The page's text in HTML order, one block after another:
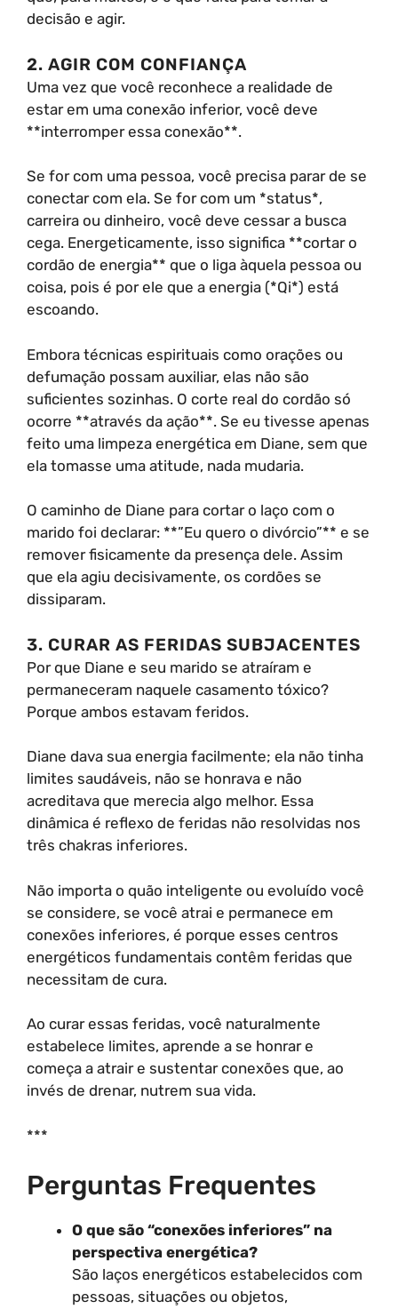
decisão e agir.
2. AGIR COM CONFIANÇA
Uma vez que você reconhece a realidade de
estar em uma conexão inferior, você deve
**interromper essa conexão**.
Se for com uma pessoa, você precisa parar de se
conectar com ela. Se for com um *status*,
carreira ou dinheiro, você deve cessar a busca
cega. Energeticamente, isso significa **cortar o
cordão de energia** que o liga àquela pessoa ou
coisa, pois é por ele que a energia (*Qi*) está
escoando.
Embora técnicas espirituais como orações ou
defumação possam auxiliar, elas não são
suficientes sozinhas. O corte real do cordão só
ocorre **através da ação**. Se eu tivesse apenas
feito uma limpeza energética em Diane, sem que
ela tomasse uma atitude, nada mudaria.
O caminho de Diane para cortar o laço com o
marido foi declarar: **”Eu quero o divórcio”** e se
remover fisicamente da presença dele. Assim
que ela agiu decisivamente, os cordões se
dissiparam.
3. CURAR AS FERIDAS SUBJACENTES
Por que Diane e seu marido se atraíram e
permaneceram naquele casamento tóxico?
Porque ambos estavam feridos.
Diane dava sua energia facilmente; ela não tinha
limites saudáveis, não se honrava e não
acreditava que merecia algo melhor. Essa
dinâmica é reflexo de feridas não resolvidas nos
três chakras inferiores.
Não importa o quão inteligente ou evoluído você
se considere, se você atrai e permanece em
conexões inferiores, é porque esses centros
energéticos fundamentais contêm feridas que
necessitam de cura.
Ao curar essas feridas, você naturalmente
estabelece limites, aprende a se honrar e
começa a atrair e sustentar conexões que, ao
invés de drenar, nutrem sua vida.
***
Perguntas Frequentes
O que são “conexões inferiores” na
perspectiva energética?
São laços energéticos estabelecidos com
pessoas, situações ou objetos,